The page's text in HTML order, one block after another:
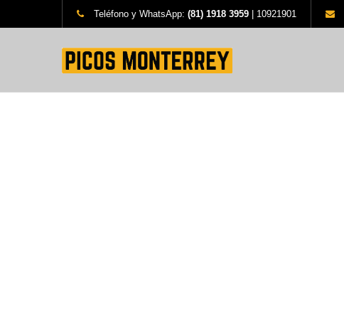
Teléfono y WhatsApp: (81) 1918 3959 | 10921901